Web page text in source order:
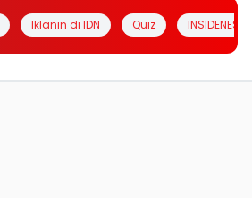
Iklanin di IDN Quiz INSIDENESIA